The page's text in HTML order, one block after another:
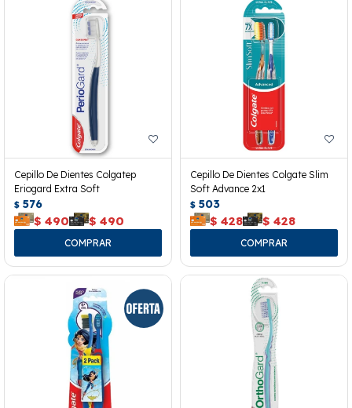
Cepillo De Dientes Colgatep
Eriogard Extra Soft
$ 576
$ 490 $ 490
Cepillo De Dientes Colgate Slim
Soft Advance 2x1
$ 503
$ 428 $ 428